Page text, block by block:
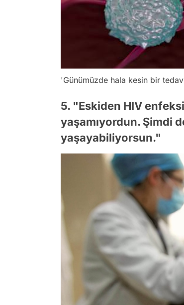
'Günümüzde hala kesin bir
5. "Eskiden HIV
yaşamıyordun. Şimdi
yaşayabiliyorsun."